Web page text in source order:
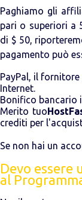
Paghiamo gli
pari o superiori a
di $ 50,
pagamento può
PayPal, il
Internet.
Bonifico bancario
Merito tuo
crediti per
Se non hai un
Devo essere
al